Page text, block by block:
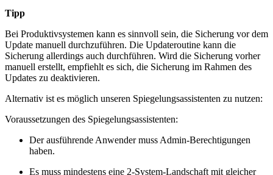
Tipp
Bei Produktivsystemen kann es sinnvoll sein, die Sicherung vor dem
Update manuell durchzuführen. Die Updateroutine kann die
Sicherung allerdings auch durchführen. Wird die Sicherung vorher
manuell erstellt, empfiehlt es sich, die Sicherung im Rahmen des
Updates zu deaktivieren.
Alternativ ist es möglich unseren Spiegelungsassistenten zu nutzen:
Voraussetzungen des Spiegelungsassistenten:
Der ausführende Anwender muss Admin-Berechtigungen
haben.
Es muss mindestens eine 2-System-Landschaft mit gleicher